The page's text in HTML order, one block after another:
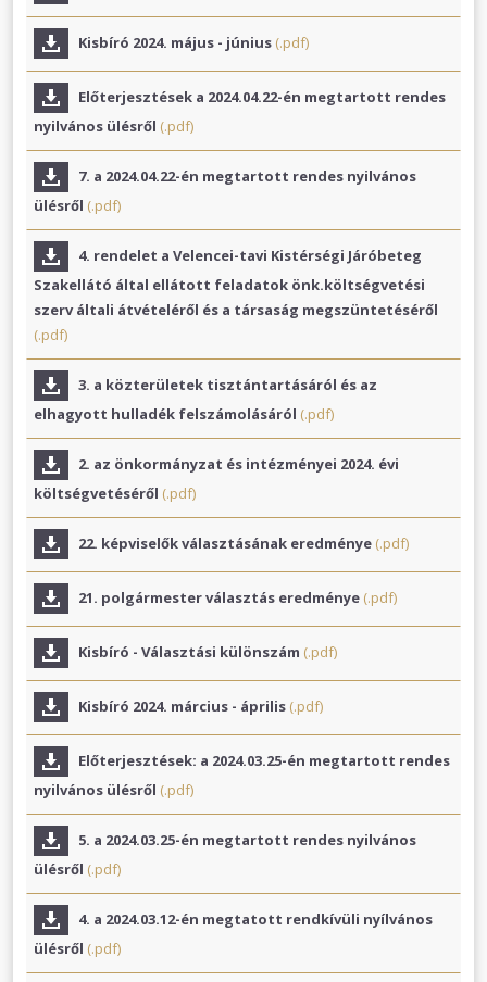
Kisbíró 2024. május - június (.pdf)
Előterjesztések a 2024.04.22-én megtartott rendes
nyilvános ülésről (.pdf)
7. a 2024.04.22-én megtartott rendes nyilvános
ülésről (.pdf)
4. rendelet a Velencei-tavi Kistérségi Járóbeteg
Szakellátó által ellátott feladatok önk.költségvetési
szerv általi átvételéről és a társaság megszüntetéséről
(.pdf)
3. a közterületek tisztántartásáról és az
elhagyott hulladék felszámolásáról (.pdf)
2. az önkormányzat és intézményei 2024. évi
költségvetéséről (.pdf)
22. képviselők választásának eredménye (.pdf)
21. polgármester választás eredménye (.pdf)
Kisbíró - Választási különszám (.pdf)
Kisbíró 2024. március - április (.pdf)
Előterjesztések: a 2024.03.25-én megtartott rendes
nyilvános ülésről (.pdf)
5. a 2024.03.25-én megtartott rendes nyilvános
ülésről (.pdf)
4. a 2024.03.12-én megtatott rendkívüli nyílvános
ülésről (.pdf)